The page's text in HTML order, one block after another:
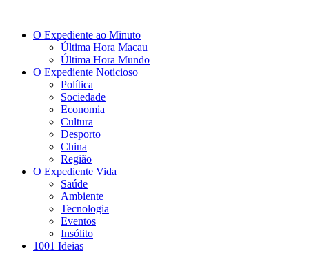
O Expediente ao Minuto
Última Hora Macau
Última Hora Mundo
O Expediente Noticioso
Política
Sociedade
Economia
Cultura
Desporto
China
Região
O Expediente Vida
Saúde
Ambiente
Tecnologia
Eventos
Insólito
1001 Ideias